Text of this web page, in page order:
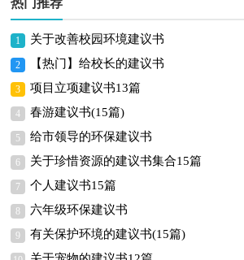
1 关于改善校园环境建议书
2 【热门】给校长的建议书
3 项目立项建议书13篇
4 春游建议书(15篇)
5 给市领导的环保建议书
6 关于珍惜资源的建议书集合15篇
7 个人建议书15篇
8 六年级环保建议书
9 有关保护环境的建议书(15篇)